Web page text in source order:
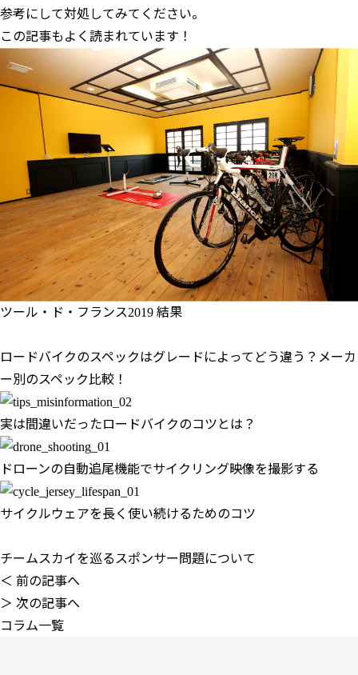
参考にして対処してみてください。
この記事もよく読まれています！
ツール・ド・フランス2019 結果
ロードバイクのスペックはグレードによってどう違う？メーカ
ー別のスペック比較！
実は間違いだったロードバイクのコツとは？
ドローンの自動追尾機能でサイクリング映像を撮影する
サイクルウェアを長く使い続けるためのコツ
チームスカイを巡るスポンサー問題について
＜ 前の記事へ
＞ 次の記事へ
コラム一覧